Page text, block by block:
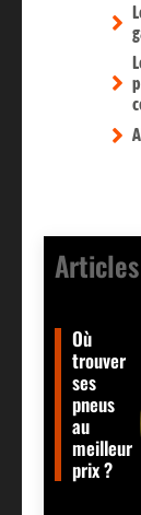
Où
trouver
ses
pneus
au
meilleur
prix ?